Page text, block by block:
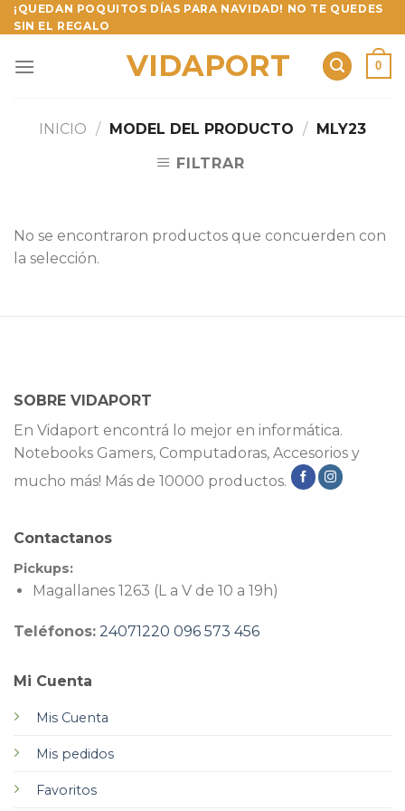
Skip
to
¡QUEDAN POQUITOS DÍAS PARA NAVIDAD! NO TE QUEDES
SIN EL REGALO
VIDAPORT 0
INICIO / MODEL DEL PRODUCTO / MLY23
FILTRAR
No se encontraron productos que concuerden con
la selección.
SOBRE VIDAPORT
En Vidaport encontrá lo mejor en informática.
Notebooks Gamers, Computadoras, Accesorios y
mucho más! Más de 10000 productos.
Mi Cuenta
Mis Cuenta
Mis pedidos
Favoritos
Contactanos
Pickups:
Magallanes 1263 (L a V de 10 a 19h)
Teléfonos: 24071220 096 573 456